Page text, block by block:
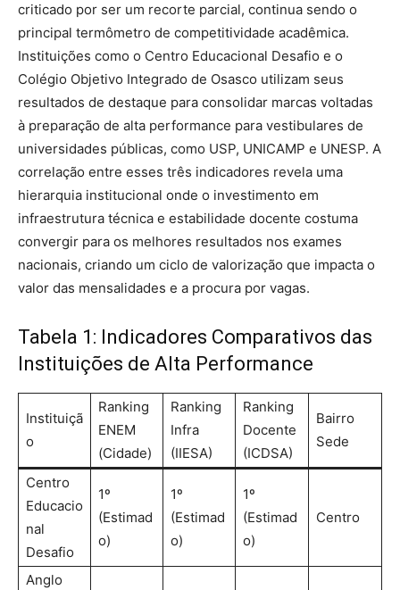
criticado por ser um recorte parcial, continua sendo o
principal termômetro de competitividade acadêmica.
Instituições como o Centro Educacional Desafio e o
Colégio Objetivo Integrado de Osasco utilizam seus
resultados de destaque para consolidar marcas voltadas
à preparação de alta performance para vestibulares de
universidades públicas, como USP, UNICAMP e UNESP. A
correlação entre esses três indicadores revela uma
hierarquia institucional onde o investimento em
infraestrutura técnica e estabilidade docente costuma
convergir para os melhores resultados nos exames
nacionais, criando um ciclo de valorização que impacta o
valor das mensalidades e a procura por vagas.
Tabela 1: Indicadores Comparativos das
Instituições de Alta Performance
Instituiçã
o
Ranking
ENEM
(Cidade)
Ranking
Infra
(IIESA)
Ranking
Docente
(ICDSA)
Bairro
Sede
Centro
Educacio
nal
Desafio
1º
(Estimad
o)
1º
(Estimad
o)
1º
(Estimad
o)
Centro
Anglo